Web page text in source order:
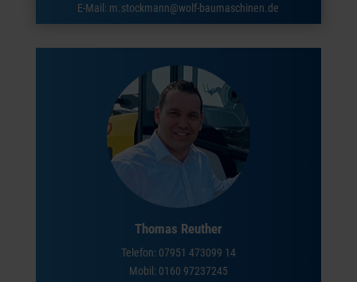
E-Mail: m.stockmann@wolf-baumaschinen.de
Thomas Reuther
Telefon: 07951 473099 14
Mobil: 0160 97237245